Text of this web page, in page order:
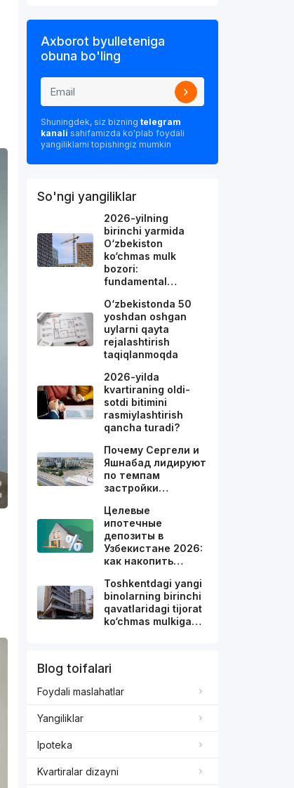
Axborot byulleteniga
obuna bo'ling
Shuningdek, siz bizningtelegram
kanali sahifamizda ko'plab foydali
yangiliklarni topishingiz mumkin
So'ngi yangiliklar
2026-yilning
birinchi yarmida
O‘zbekiston
ko‘chmas mulk
bozori:
fundamental…
O‘zbekistonda 50
yoshdan oshgan
uylarni qayta
rejalashtirish
taqiqlanmoqda
2026-yilda
kvartiraning oldi-
sotdi bitimini
rasmiylashtirish
qancha turadi?
Почему Сергели и
Яшнабад лидируют
по темпам
застройки…
Целевые
ипотечные
депозиты в
Узбекистане 2026:
как накопить…
Toshkentdagi yangi
binolarning birinchi
qavatlaridagi tijorat
ko‘chmas mulkiga…
Blog toifalari
Foydali maslahatlar
Yangiliklar
Ipoteka
Kvartiralar dizayni